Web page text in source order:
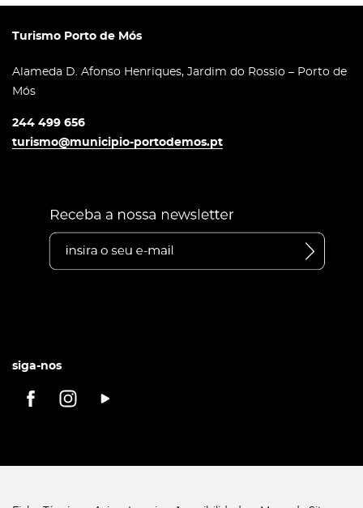
Turismo Porto de Mós
Alameda D. Afonso Henriques, Jardim do Rossio – Porto de
Mós
244 499 656
turismo@municipio-portodemos.pt
siga-nos